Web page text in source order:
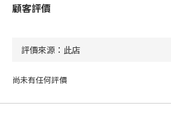
顧客評價
尚未有任何評價